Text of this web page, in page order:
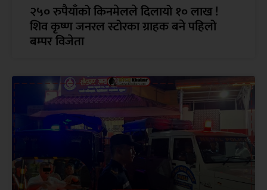
२५० रुपैयाँको किनमेलले दिलायो १० लाख !
शिव कृष्ण जनरल स्टोरका ग्राहक बने पहिलो
बम्पर विजेता